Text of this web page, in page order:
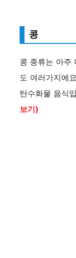
콩
콩 종류는 아주
도 여러가지에
탄수화물 음식
보기)